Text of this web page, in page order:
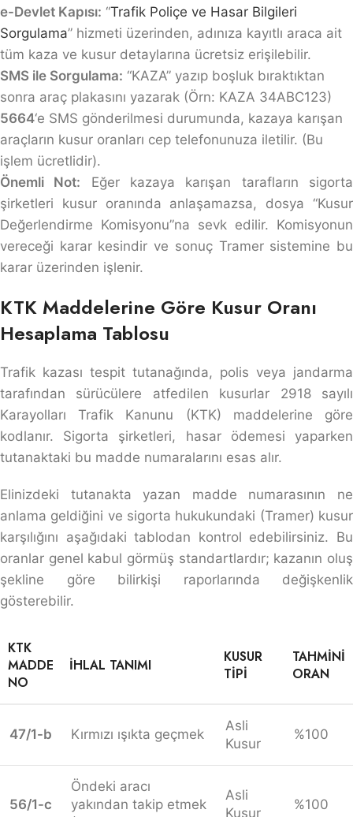
e-Devlet Kapısı: “Trafik Poliçe ve Hasar Bilgileri
Sorgulama” hizmeti üzerinden, adınıza kayıtlı araca ait
tüm kaza ve kusur detaylarına ücretsiz erişilebilir.
SMS ile Sorgulama: “KAZA” yazıp boşluk bıraktıktan
sonra araç plakasını yazarak (Örn: KAZA 34ABC123)
5664‘e SMS gönderilmesi durumunda, kazaya karışan
araçların kusur oranları cep telefonunuza iletilir. (Bu
işlem ücretlidir).
Önemli Not: Eğer kazaya karışan tarafların sigorta
şirketleri kusur oranında anlaşamazsa, dosya “Kusur
Değerlendirme Komisyonu”na sevk edilir. Komisyonun
vereceği karar kesindir ve sonuç Tramer sistemine bu
karar üzerinden işlenir.
KTK Maddelerine Göre Kusur Oranı
Hesaplama Tablosu
Trafik kazası tespit tutanağında, polis veya jandarma
tarafından sürücülere atfedilen kusurlar 2918 sayılı
Karayolları Trafik Kanunu (KTK) maddelerine göre
kodlanır. Sigorta şirketleri, hasar ödemesi yaparken
tutanaktaki bu madde numaralarını esas alır.
Elinizdeki tutanakta yazan madde numarasının ne
anlama geldiğini ve sigorta hukukundaki (Tramer) kusur
karşılığını aşağıdaki tablodan kontrol edebilirsiniz. Bu
oranlar genel kabul görmüş standartlardır; kazanın oluş
şekline göre bilirkişi raporlarında değişkenlik
gösterebilir.
KTK
MADDE
NO
İHLAL TANIMI
KUSUR
TIPI
TAHMINI
ORAN
47/1-b Kırmızı ışıkta geçmek
Asli
Kusur
%100
56/1-c
Öndeki aracı
yakından takip etmek
Asli
Kusur
%100